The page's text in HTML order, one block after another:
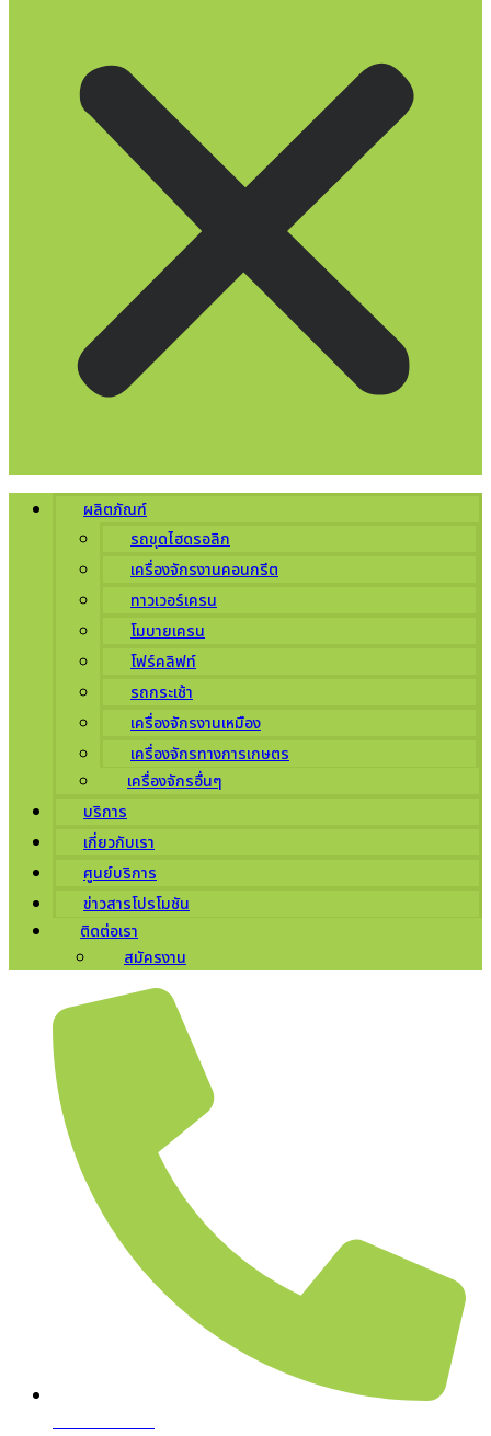
ผลิตภัณฑ์
รถขุดไฮดรอลิก
เครื่องจักรงานคอนกรีต
ทาวเวอร์เครน
โมบายเครน
โฟร์คลิฟท์
รถกระเช้า
เครื่องจักรงานเหมือง
เครื่องจักรทางการเกษตร
เครื่องจักรอื่นๆ
บริการ
เกี่ยวกับเรา
ศูนย์บริการ
ข่าวสารโปรโมชัน
ติดต่อเรา
สมัครงาน
02-361-6612